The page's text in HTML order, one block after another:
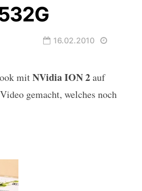
16.02.2010
mitNVidia ION 2auf
gemacht, welches noch